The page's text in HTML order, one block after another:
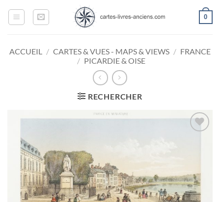
0
ACCUEIL / CARTES & VUES - MAPS & VIEWS / FRANCE
/ PICARDIE & OISE
RECHERCHER